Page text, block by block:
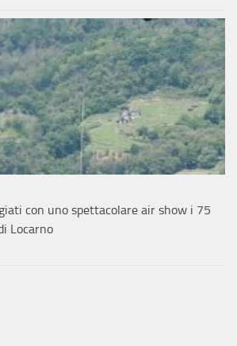
con uno spettacolare air show i 75
Locarno